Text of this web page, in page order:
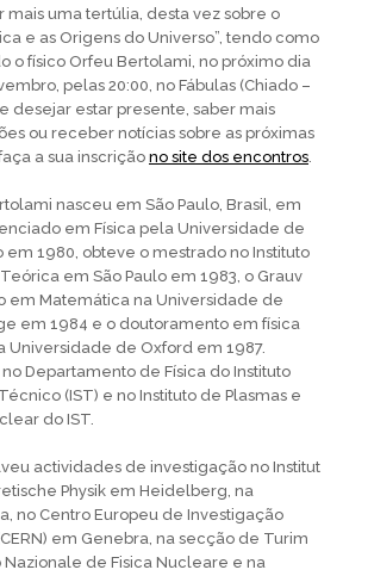
mais uma tertúlia, desta vez sobre o
e as Origens do Universo”, tendo como
o físico Orfeu Bertolami, no próximo dia
pelas 20:00, no Fábulas (Chiado –
desejar estar presente, saber mais
ou receber notícias sobre as próximas
a sua inscriçãono site dos encontros.
nasceu em São Paulo, Brasil, em
em Física pela Universidade de
em 1980, obteve o mestrado no Instituto
em São Paulo em 1983, o Grauv
em Matemática na Universidade de
em 1984 e o doutoramento em física
Universidade de Oxford em 1987.
Departamento de Física do Instituto
(IST) e no Instituto de Plasmas e
do IST.
actividades de investigação no Institut
Physik em Heidelberg, na
no Centro Europeu de Investigação
em Genebra, na secção de Turim
Nazionale de Fisica Nucleare e na